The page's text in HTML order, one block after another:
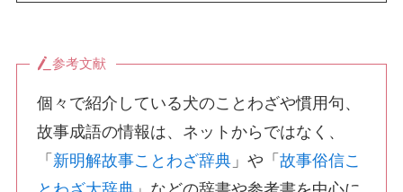
参考文献
個々で紹介している犬のことわざや慣用句、
故事成語の情報は、ネットからではなく、
「 新明解故事ことわざ辞典 」や「故事俗信こ